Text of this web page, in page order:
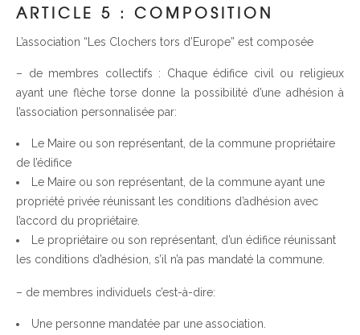
ARTICLE 5 : COMPOSITION
L’association “Les Clochers tors d’Europe” est composée
– de membres collectifs : Chaque édifice civil ou religieux
ayant une flèche torse donne la possibilité d’une adhésion à
l’association personnalisée par:
Le Maire ou son représentant, de la commune propriétaire
de l’édifice
Le Maire ou son représentant, de la commune ayant une
propriété privée réunissant les conditions d’adhésion avec
l’accord du propriétaire.
Le propriétaire ou son représentant, d’un édifice réunissant
les conditions d’adhésion, s’il n’a pas mandaté la commune.
– de membres individuels c’est-à-dire:
Une personne mandatée par une association.